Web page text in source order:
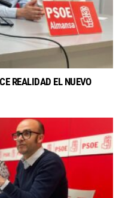
REALIDAD EL NUEVO